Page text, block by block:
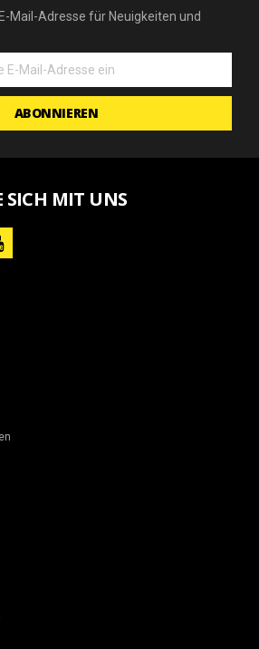
Mail-Adresse für Neuigkeiten und
ABONNIEREN
SICH MIT UNS